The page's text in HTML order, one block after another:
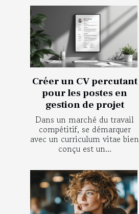
Créer un CV percutant
pour les postes en
gestion de projet
Dans un marché du travail
compétitif, se démarquer
avec un curriculum vitae bien
conçu est un...